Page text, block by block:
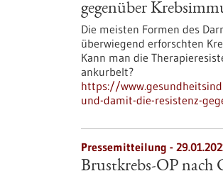
gegenüber
Die meisten Formen des
überwiegend erforschten
Kann man die
ankurbelt?
https://
und-damit-die-resistenz-
Pressemitteilung -
Brustkrebs-OP nach